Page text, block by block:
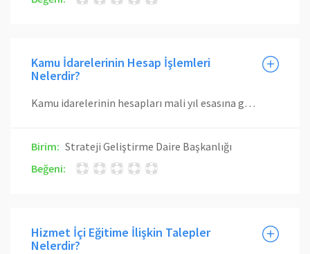
Kamu İdarelerinin Hesap İşlemleri
Nelerdir?
Kamu idarelerinin hesapları mali yıl esasına göre tutulur. bir mali yıl başından sonuna kadar yapılan bütün işlemler ile mali yıl geçtikten sonra, mahsup dönemi içerisinde önceki mali yıla ilişkin olarak yapılan mahsup işlemlerini kapsar. Bütün mali işlemleri kapsayan mali tablo, rapor, defter, cetveller ve sayım tutanaklarından oluşmakta ve görev başındaki muhasebe yetkilisi tarafından, mevzuatında belirtilen süre içerisinde yetkili mercilere verilir. Bir örneği de muhasebe biriminde saklanır. Harcama yetkilileri tarafından Sayıştaya verilecek taşınır yönetim hesabı; önceki yıldan devreden taşınırlar ile yılı içinde girenleri, yılı içinde çıkışı yapılan taşınırlar ile ertesi yıla devredilenleri ve yıl sonunda yapılan sayım sonucu bulunan fazla ve noksanları gösterir. Harcama yetkilisi, muhasebe yetkilisince onaylanmış cetvellerin bir nüshasını, Sayıştay Başkanlığınca belirlenecek sürelerde, yıl sonu sayım tutanağı, sayım ve döküm cetveli ve yıl sonu itibarıyla en son düzenlenen Taşınır İşlem Fişinin sıra numarasını gösterir tutanak ile birlikte Sayıştay Başkanlığına, bir nüshasını ise malî yılı takip eden ay sonuna kadar Strateji Geliştirme Daire Başkanlığına (taşınır konsolide görevlisi) gönderir. Cetvellerin birer nüshası da harcama biriminde muhafaza edilir.
Birim: Strateji Geliştirme Daire Başkanlığı
Beğeni:
Hizmet İçi Eğitime İlişkin Talepler
Nelerdir?